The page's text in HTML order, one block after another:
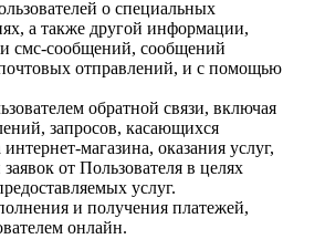
о специальных
а также другой информации,
смс-сообщений, сообщений
отправлений, и с помощью
обратной связи, включая
запросов, касающихся
магазина, оказания услуг,
от Пользователя в целях
услуг.
и получения платежей,
онлайн.